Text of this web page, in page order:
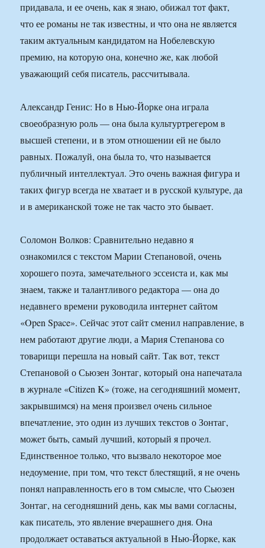
придавала, и ее очень, как я знаю, обижал тот факт,
что ее романы не так известны, и что она не является
таким актуальным кандидатом на Нобелевскую
премию, на которую она, конечно же, как любой
уважающий себя писатель, рассчитывала.
Александр Генис: Но в Нью-Йорке она играла
своеобразную роль — она была культуртрегером в
высшей степени, и в этом отношении ей не было
равных. Пожалуй, она была то, что называется
публичный интеллектуал. Это очень важная фигура и
таких фигур всегда не хватает и в русской культуре, да
и в американской тоже не так часто это бывает.
Соломон Волков: Сравнительно недавно я
ознакомился с текстом Марии Степановой, очень
хорошего поэта, замечательного эссеиста и, как мы
знаем, также и талантливого редактора — она до
недавнего времени руководила интернет сайтом
«Open Space». Сейчас этот сайт сменил направление, в
нем работают другие люди, а Мария Степанова со
товарищи перешла на новый сайт. Так вот, текст
Степановой о Сьюзен Зонтаг, который она напечатала
в журнале «Citizen K» (тоже, на сегодняшний момент,
закрывшимся) на меня произвел очень сильное
впечатление, это один из лучших текстов о Зонтаг,
может быть, самый лучший, который я прочел.
Единственное только, что вызвало некоторое мое
недоумение, при том, что текст блестящий, я не очень
понял направленность его в том смысле, что Сьюзен
Зонтаг, на сегодняшний день, как мы вами согласны,
как писатель, это явление вчерашнего дня. Она
продолжает оставаться актуальной в Нью-Йорке, как